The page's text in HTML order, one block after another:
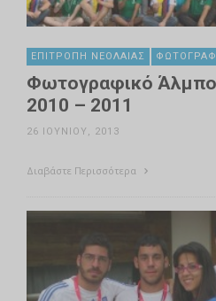
ΕΠΙΤΡΟΠΉ ΝΕΟΛΑΊΑΣ
Φωτογραφικό
2010 – 2011
26 ΙΟΥΝΊΟΥ, 2013
Διαβάστε Περισσότερα